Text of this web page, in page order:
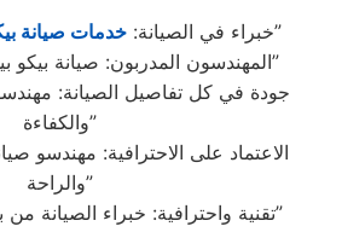
“خبراء في الصيانة:خدمات صيانة
تضمن أفضل أداء”
“المهندسون المدربون: صيانة بيكو بيد خبراء في الميدان”
والكفاءة”
والراحة”
“تقنية واحترافية: خبراء الصيانة من بيكو يوفرون الأفضل”